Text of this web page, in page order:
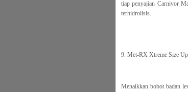
tiap penyajian Carnivor
terhidrolisis.
9. Met-RX Xtreme Size Up
Menaikkan bobot badan